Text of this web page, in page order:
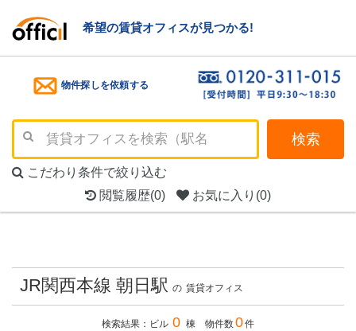
希望の賃貸オフィスが見つかる!
物件探しを依頼する
検索
こだわり条件で絞り込む
閲覧履歴(0) お気に入り (0)
JR関西本線 朝日駅 の 賃貸オフィス
検索結果：ビル 0 棟 物件数0件